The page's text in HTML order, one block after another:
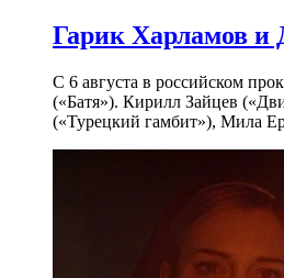
Гарик Харламов и
С 6 августа в российском
(«Батя»). Кирилл Зайцев
(«Турецкий гамбит»), Мила